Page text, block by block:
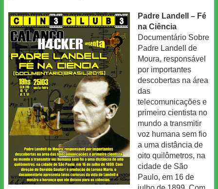
Padre Landell – Fé
na Ciência
Documentário Sobre
Padre Landell de
Moura, responsável
por importantes
descobertas na área
das
telecomunicações e
primeiro cientista no
mundo a transmitir
voz humana sem fio
a uma distância de
oito quilômetros, na
cidade de São
Paulo, em 16 de